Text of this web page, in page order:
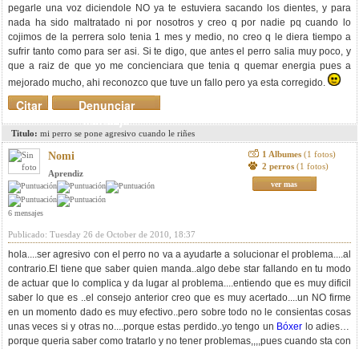
pegarle una voz diciendole NO ya te estuviera sacando los dientes, y para
nada ha sido maltratado ni por nosotros y creo q por nadie pq cuando lo
cojimos de la perrera solo tenia 1 mes y medio, no creo q le diera tiempo a
sufrir tanto como para ser asi. Si te digo, que antes el perro salia muy poco, y
que a raiz de que yo me concienciara que tenia q quemar energia pues a
mejorado mucho, ahi reconozco que tuve un fallo pero ya esta corregido.
Denunciar
mensaje
Citar
Titulo: mi perro se pone agresivo cuando le riñes
Nomi
Aprendiz
6 mensajes
1 Albumes (1 fotos)
2 perros (1 fotos)
ver mas
Publicado: Tuesday 26 de October de 2010, 18:37
hola....ser agresivo con el perro no va a ayudarte a solucionar el problema....al
contrario.El tiene que saber quien manda..algo debe star fallando en tu modo
de actuar que lo complica y da lugar al problema....entiendo que es muy dificil
saber lo que es ..el consejo anterior creo que es muy acertado....un NO firme
en un momento dado es muy efectivo..pero sobre todo no le consientas cosas
unas veces si y otras no....porque estas perdido..yo tengo un Bóxer lo adiestre
porque queria saber como tratarlo y no tener problemas,,,,pues cuando sta con